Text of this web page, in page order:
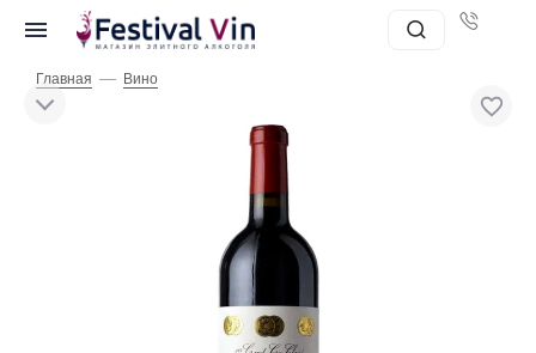
Главная — Вино